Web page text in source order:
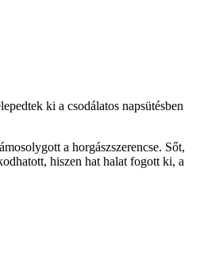
ki a csodálatos napsütésben
a horgászszerencse. Sőt,
hiszen hat halat fogott ki, a